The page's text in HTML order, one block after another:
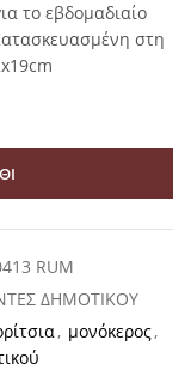
το εβδομαδιαίο
στη
RUM
ΔΗΜΟΤΙΚΟΥ
, μονόκερος,